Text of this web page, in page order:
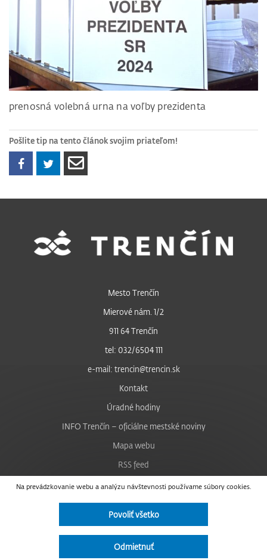
prenosná volebná urna na voľby prezidenta
Pošlite tip na tento článok svojim priateľom!
Na prevádzkovanie webu a analýzu návštevnosti používame súbory cookies.
Povoliť všetko
Odmietnuť
Mesto Trenčín
Mierové nám. 1/2
911 64 Trenčín
tel: 032/6504 111
e-mail: trencin@trencin.sk
Kontakt
Úradné hodiny
INFO Trenčín – oficiálne mestské noviny
Mapa webu
RSS feed
Nastavenie cookies
Facebook
Instagram